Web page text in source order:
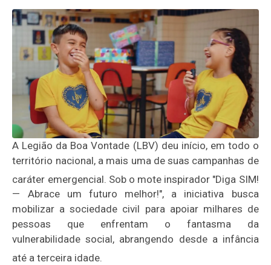
A Legião da Boa Vontade (LBV) deu início, em todo o
território nacional, a mais uma de suas campanhas de
caráter emergencial. Sob o mote inspirador "Diga SIM!
— Abrace um futuro melhor!", a iniciativa busca
mobilizar a sociedade civil para apoiar milhares de
pessoas que enfrentam o fantasma da
vulnerabilidade social, abrangendo desde a infância
até a terceira idade.